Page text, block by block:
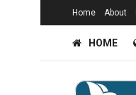
Home About
HOME